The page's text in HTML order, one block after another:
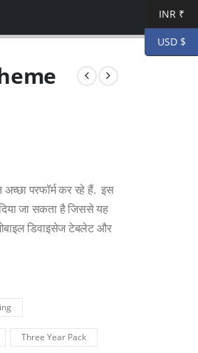
परफॉर्म कर रहे हैं. इस
जा सकता है जिससे यह
डिवाइसेज टेबलेट और
Three Year Pack
INR ₹
USD $